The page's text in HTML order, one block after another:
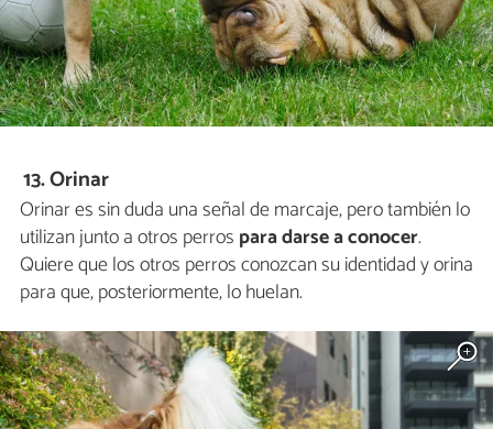
13. Orinar
Orinar es sin duda una señal de marcaje, pero también lo
utilizan junto a otros perros para darse a conocer.
Quiere que los otros perros conozcan su identidad y orina
para que, posteriormente, lo huelan.